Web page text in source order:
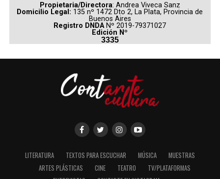
Propietaria/Directora: Andrea Viveca Sanz
Domicilio Legal: 135 nº 1472 Dto 2, La Plata, Provincia de
Buenos Aires
Registro DNDA Nº 2019-79371027
Edición Nº
3335
LITERATURA TEXTOS PARA ESCUCHAR MÚSICA
MUESTRAS
ARTES PLÁSTICAS
CINE TEATRO
TV/PLATAFORMAS